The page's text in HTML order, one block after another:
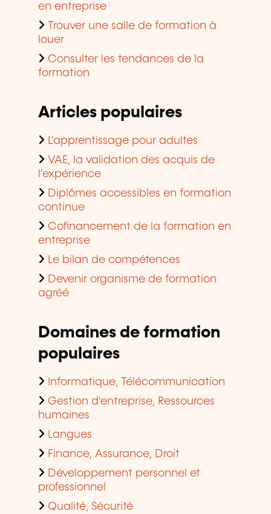
en entreprise
Trouver une salle de formation à
louer
Consulter les tendances de la
formation
Articles populaires
L'apprentissage pour adultes
VAE, la validation des acquis de
l'expérience
Diplômes accessibles en formation
continue
Cofinancement de la formation en
entreprise
Le bilan de compétences
Devenir organisme de formation
agréé
Domaines de formation
populaires
Informatique, Télécommunication
Gestion d'entreprise, Ressources
humaines
Langues
Finance, Assurance, Droit
Développement personnel et
professionnel
Qualité, Sécurité